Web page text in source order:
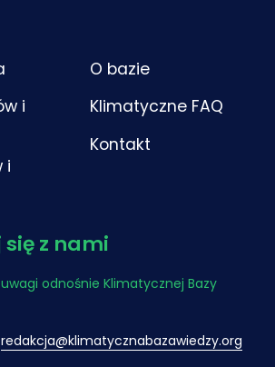
i
i
O bazie
Klimatyczne FAQ
Kontakt
z nami
odnośnie Klimatycznej Bazy
redakcja@klimatycznabazawiedzy.org